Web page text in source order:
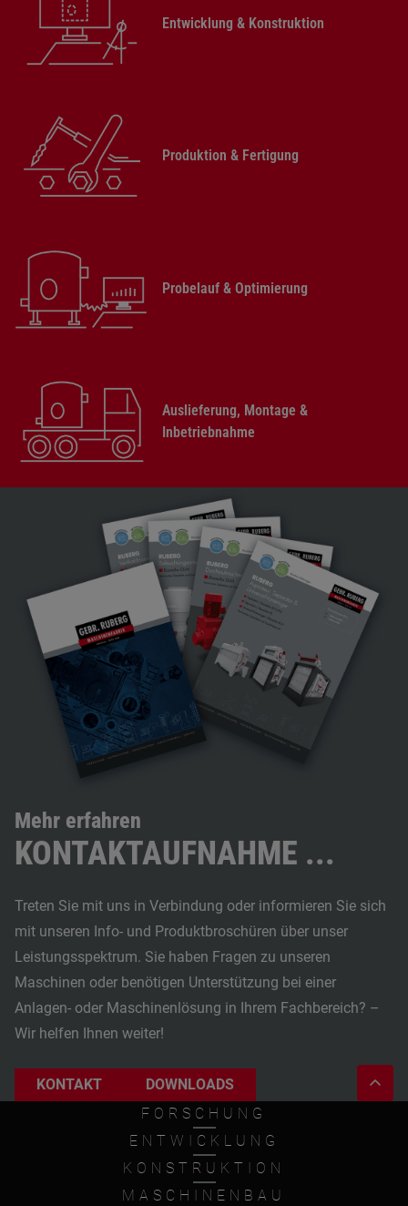
Entwicklung & Konstruktion
Produktion & Fertigung
Probelauf & Optimierung
Auslieferung, Montage &
Inbetriebnahme
Mehr erfahren
KONTAKTAUFNAHME ...
Treten Sie mit uns in Verbindung oder informieren Sie sich
mit unseren Info- und Produktbroschüren über unser
Leistungsspektrum. Sie haben Fragen zu unseren
Maschinen oder benötigen Unterstützung bei einer
Anlagen- oder Maschinenlösung in Ihrem Fachbereich? –
Wir helfen Ihnen weiter!
KONTAKT
DOWNLOADS
FORSCHUNG
ENTWICKLUNG
KONSTRUKTION
MASCHINENBAU